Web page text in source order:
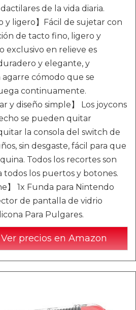
de la vida diaria.
y ligero】Fácil de sujetar con
de tacto fino, ligero y
exclusivo en relieve es
y elegante, y
cómodo que se
continuamente.
y diseño simple】 Los joycons
se pueden quitar
la consola del switch de
sin desgaste, fácil para que
Todos los recortes son
todos los puertos y botones.
】 1x Funda para Nintendo
de pantalla de vidrio
Para Pulgares.
precios en Amazon